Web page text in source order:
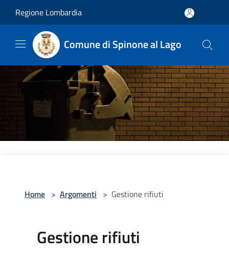
Regione Lombardia
Comune di Spinone al Lago
Home > Argomenti > Gestione rifiuti
Gestione rifiuti